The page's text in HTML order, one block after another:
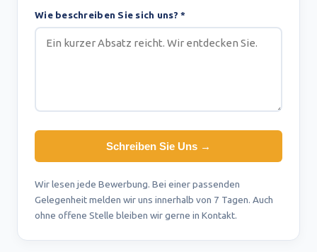
Wie beschreiben Sie sich uns? *
Schreiben Sie Uns →
Wir lesen jede Bewerbung. Bei einer passenden
Gelegenheit melden wir uns innerhalb von 7 Tagen. Auch
ohne offene Stelle bleiben wir gerne in Kontakt.